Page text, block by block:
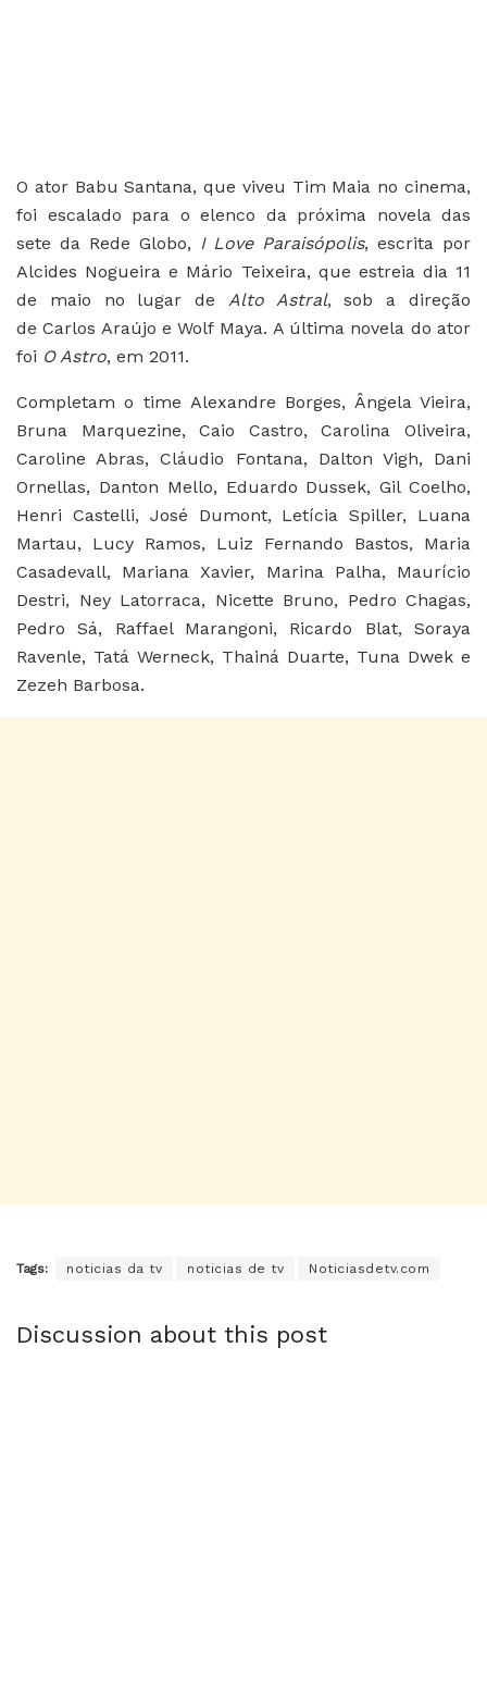
O ator Babu Santana, que viveu Tim Maia no cinema,
foi escalado para o elenco da próxima novela das
sete da Rede Globo, I Love Paraisópolis, escrita por
Alcides Nogueira e Mário Teixeira, que estreia dia 11
de maio no lugar de Alto Astral, sob a direção
de Carlos Araújo e Wolf Maya. A última novela do ator
foi O Astro, em 2011.
Completam o time Alexandre Borges, Ângela Vieira,
Bruna Marquezine, Caio Castro, Carolina Oliveira,
Caroline Abras, Cláudio Fontana, Dalton Vigh, Dani
Ornellas, Danton Mello, Eduardo Dussek, Gil Coelho,
Henri Castelli, José Dumont, Letícia Spiller, Luana
Martau, Lucy Ramos, Luiz Fernando Bastos, Maria
Casadevall, Mariana Xavier, Marina Palha, Maurício
Destri, Ney Latorraca, Nicette Bruno, Pedro Chagas,
Pedro Sá, Raffael Marangoni, Ricardo Blat, Soraya
Ravenle, Tatá Werneck, Thainá Duarte, Tuna Dwek e
Zezeh Barbosa.
Tags: noticias da tv noticias de tv Noticiasdetv.com
Discussion about this post